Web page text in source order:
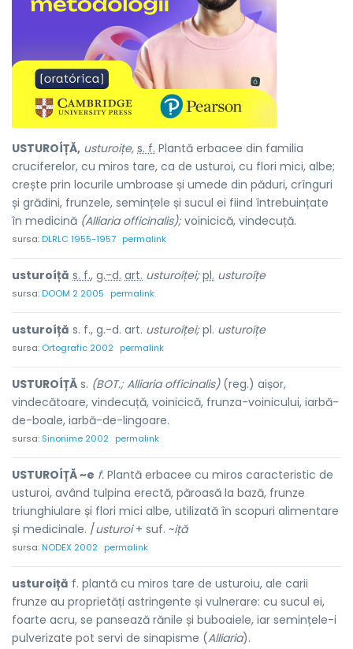
USTUROÍȚĂ, usturoițe, s. f. Plantă erbacee din familia
cruciferelor, cu miros tare, ca de usturoi, cu flori mici, albe;
crește prin locurile umbroase și umede din păduri, crînguri
și grădini, frunzele, semințele și sucul ei fiind întrebuințate
în medicină (Alliaria officinalis);voinicică, vindecuță.
sursa:DLRLC 1955-1957 permalink
usturoíță s. f., g.-d. art. usturoíței; pl. usturoíțe
sursa:DOOM 2 2005 permalink
usturoíță s. f., g.-d. art. usturoíței;pl. usturoíțe
sursa: Ortografic 2002 permalink
USTUROÍȚĂ s. (BOT.; Alliaria officinalis)(reg.) aișor,
vindecătoare, vindecuță, voinicică, frunza-voinicului, iarbă-
de-boale, iarbă-de-lingoare.
sursa: Sinonime 2002 permalink
USTUROÍȚĂ ~e f. Plantă erbacee cu miros caracteristic de
usturoi, având tulpina erectă, păroasă la bază, frunze
triunghiulare și flori mici albe, utilizată în scopuri alimentare
și medicinale. /usturoi+ suf. ~iță
sursa:NODEX 2002 permalink
usturoiță f. plantă cu miros tare de usturoiu, ale carii
frunze au proprietăți astringente și vulnerare: cu sucul ei,
foarte acru, se pansează rănile și buboaiele, iar semințele-i
pulverizate pot servi de sinapisme (Alliaria).